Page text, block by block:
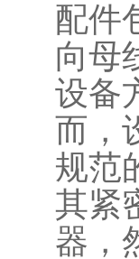
配件
向母
设备
而，
规范
其紧
器，